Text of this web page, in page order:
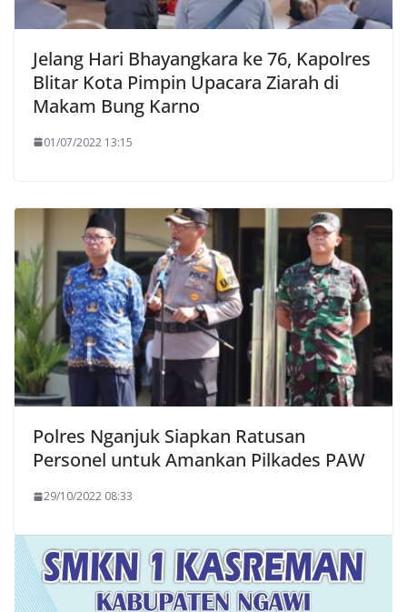
Jelang Hari Bhayangkara ke 76, Kapolres
Blitar Kota Pimpin Upacara Ziarah di
Makam Bung Karno
01/07/2022 13:15
Polres Nganjuk Siapkan Ratusan
Personel untuk Amankan Pilkades PAW
29/10/2022 08:33